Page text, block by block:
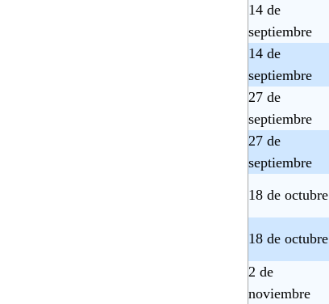
14 de
septiembre
14 de
septiembre
27 de
septiembre
27 de
septiembre
18 de octubre
18 de octubre
2 de
noviembre